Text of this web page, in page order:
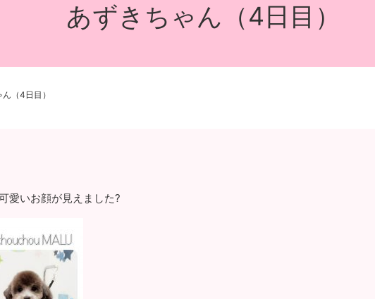
あずきちゃん（4日目）
（4日目）
愛いお顔が見えました?